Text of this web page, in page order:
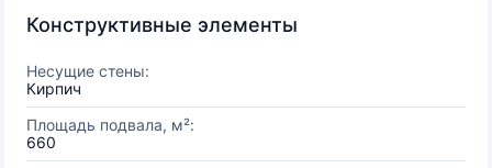
Конструктивные элементы
Несущие стены:
Кирпич
Площадь подвала, м²:
660